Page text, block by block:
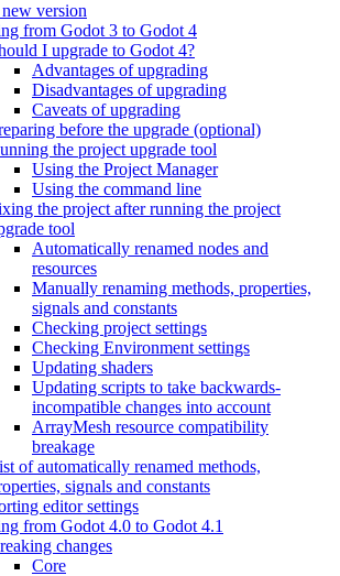
version
from Godot 3 to Godot 4
I upgrade to Godot 4?
Advantages of upgrading
Disadvantages of upgrading
Caveats of upgrading
before the upgrade (optional)
the project upgrade tool
Using the Project Manager
Using the command line
the project after running the project
tool
Automatically renamed nodes and
resources
Manually renaming methods, properties,
signals and constants
Checking project settings
Checking Environment settings
Updating shaders
Updating scripts to take backwards-
incompatible changes into account
ArrayMesh resource compatibility
breakage
of automatically renamed methods,
signals and constants
editor settings
from Godot 4.0 to Godot 4.1
changes
Core